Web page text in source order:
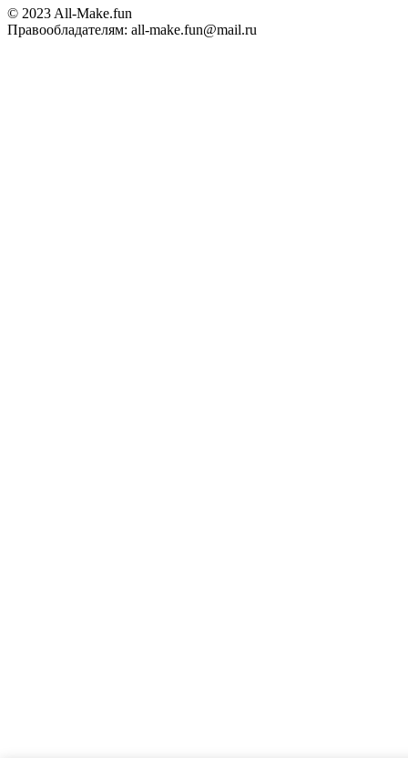
© 2023 All-Make.fun
Правообладателям: all-make.fun@mail.ru